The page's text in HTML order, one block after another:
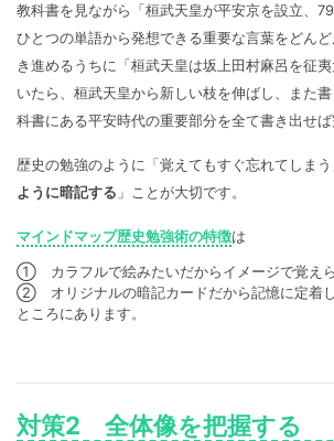
教科書を見ながら「桓武天皇が平安京を設立、
ひとつの単語から発想できる重要な言葉をどん
き進めるうちに「桓武天皇は坂上田村麻呂を征
いたら、桓武天皇から新しい枝を伸ばし、また
科書にある平安時代の重要部分を全て書き出せば
歴史の勉強のように「覚えてもすぐ忘れてしま
ように暗記する 」ことが大切です。
マインドマップ歴史勉強術の特徴は
① カラフルで絵みたいだからイメージで覚え
② オリジナルの暗記カードだから記憶に定着
ところにあります。
対策2 全体像を把握する